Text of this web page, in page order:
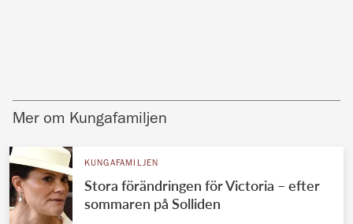
Mer om Kungafamiljen
KUNGAFAMILJEN
Stora förändringen för Victoria – efter
sommaren på Solliden